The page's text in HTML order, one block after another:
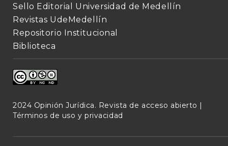
Sello Editorial Universidad de Medellín
Revistas UdeMedellín
Repositorio Institucional
Biblioteca
2024 Opinión Jurídica. Revista de acceso abierto |
Términos de uso y privacidad